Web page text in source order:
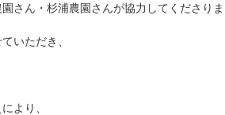
さん・杉浦農園さんが協力してくださりま
いただき、
より、